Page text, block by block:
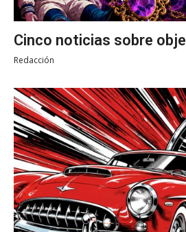
Cinco noticias sobre
Redacción